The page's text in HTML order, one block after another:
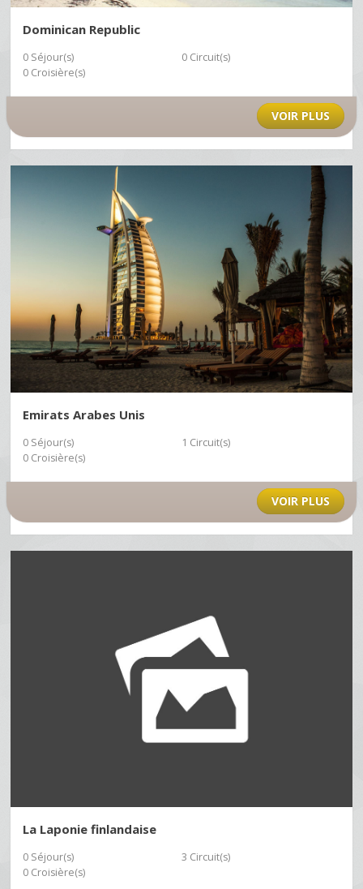
Dominican Republic
0 Séjour(s)
0 Circuit(s)
0 Croisière(s)
VOIR PLUS
Emirats Arabes Unis
0 Séjour(s)
1 Circuit(s)
0 Croisière(s)
VOIR PLUS
La Laponie finlandaise
0 Séjour(s)
3 Circuit(s)
0 Croisière(s)